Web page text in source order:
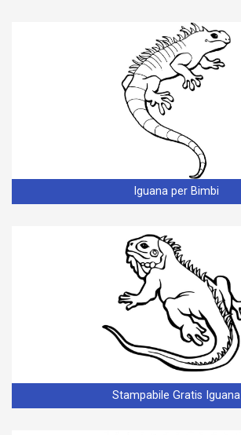
Iguana per Bimbi
Stampabile Gratis Iguana